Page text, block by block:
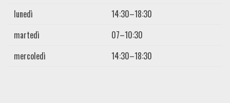
lunedì
14:30–18:30
martedì
07–10:30
mercoledì
14:30–18:30